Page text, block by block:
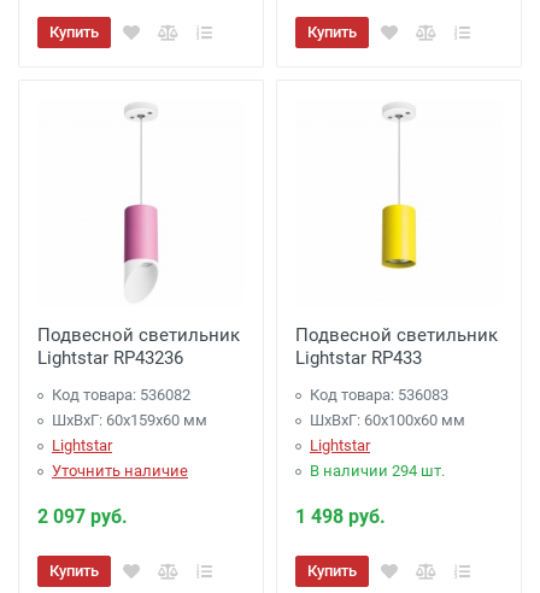
Купить Купить
Подвесной светильник
Lightstar RP43236
Код товара: 536082
ШхВхГ: 60x159x60 мм
Lightstar
Уточнить наличие
2 097 руб.
Купить
Подвесной светильник
Lightstar RP433
Код товара: 536083
ШхВхГ: 60x100x60 мм
Lightstar
В наличии 294 шт.
1 498 руб.
Купить